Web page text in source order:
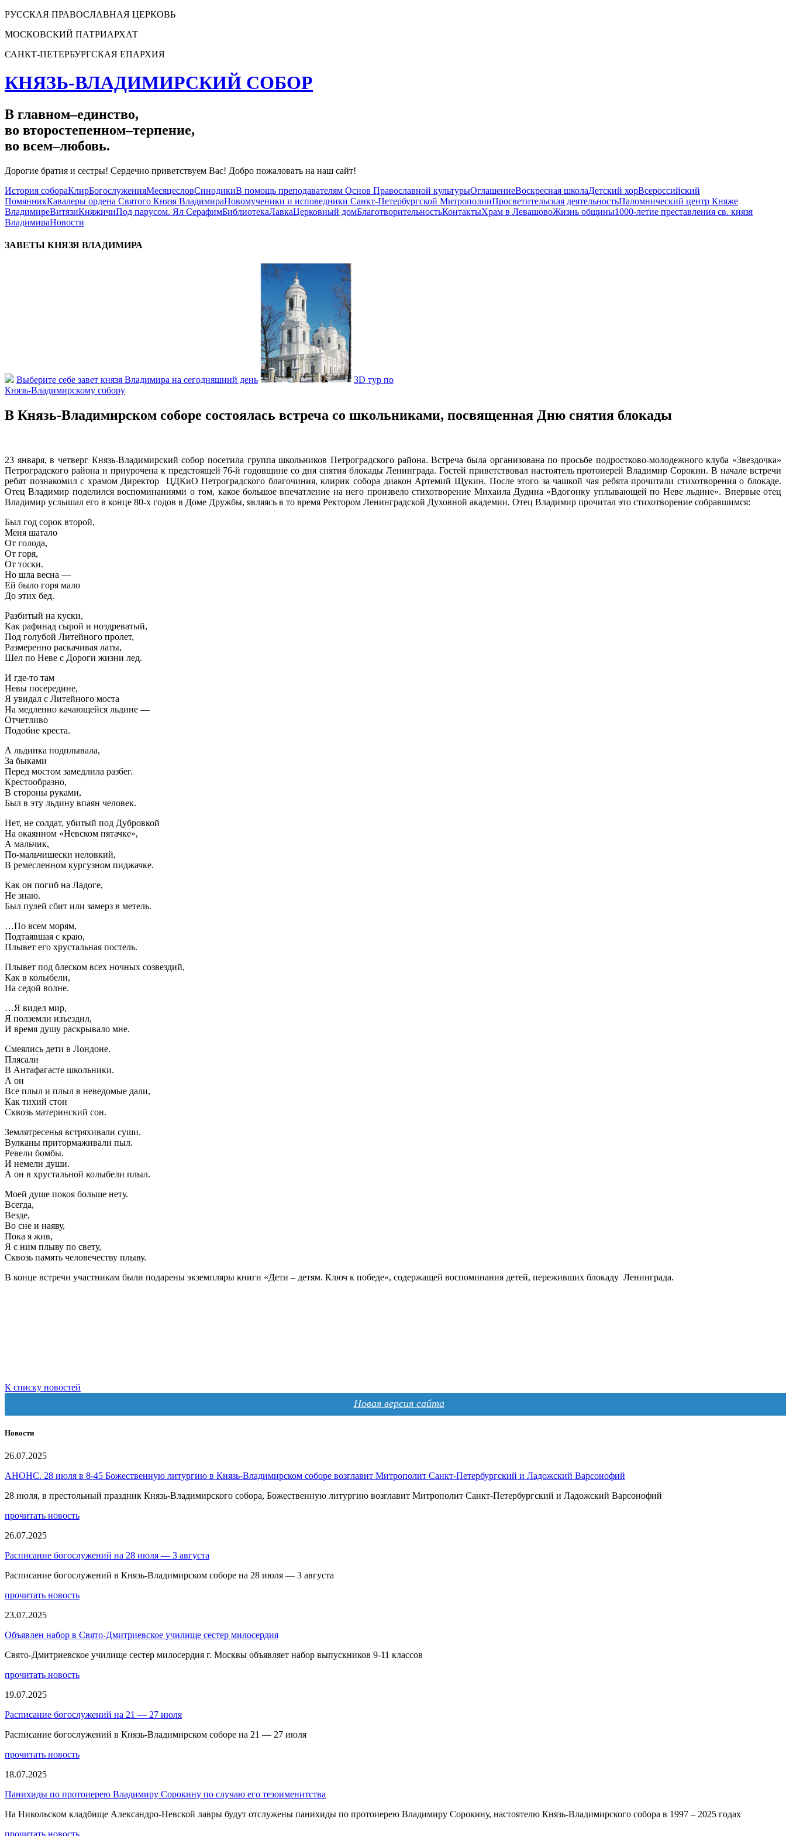
РУССКАЯ ПРАВОСЛАВНАЯ ЦЕРКОВЬ
МОСКОВСКИЙ ПАТРИАРХАТ
САНКТ-ПЕТЕРБУРГСКАЯ ЕПАРХИЯ
КНЯЗЬ-ВЛАДИМИРСКИЙ СОБОР
В главном–единство,
во второстепенном–терпение,
во всем–любовь.
Дорогие братия и сестры! Сердечно приветствуем Вас! Добро пожаловать на наш сайт!
История собораКлирБогослуженияМесяцесловСинодикиВ помощь преподавателям Основ Православной культурыОглашениеВоскресная школаДетский хорВсероссийский
ПомянникКавалеры ордена Святого Князя ВладимираНовомученики и исповедники Санкт-Петербургской МитрополииПросветительская деятельностьПаломнический центр Княже
ВладимиреВитязиКняжичиПод парусом. Ял СерафимБиблиотекаЛавкаЦерковный домБлаготворительностьКонтактыХрам в ЛевашовоЖизнь общины1000-летие преставления св. князя
ВладимираНовости
ЗАВЕТЫ КНЯЗЯ ВЛАДИМИРА
Выберите себе завет князя Владимира на сегодняшний день
3D тур по
Князь-Владимирскому собору
В Князь-Владимирском соборе состоялась встреча со школьниками, посвященная Дню снятия блокады
23 января, в четверг Князь-Владимирский собор посетила группа школьников Петроградского района. Встреча была организована по просьбе подростково-молодежного клуба «Звездочка»
Петроградского района и приурочена к предстоящей 76-й годовщине со дня снятия блокады Ленинграда. Гостей приветствовал настоятель протоиерей Владимир Сорокин. В начале встречи
ребят познакомил с храмом Директор ЦДКиО Петроградского благочиния, клирик собора диакон Артемий Щукин. После этого за чашкой чая ребята прочитали стихотворения о блокаде.
Отец Владимир поделился воспоминаниями о том, какое большое впечатление на него произвело стихотворение Михаила Дудина «Вдогонку уплывающей по Неве льдине». Впервые отец
Владимир услышал его в конце 80-х годов в Доме Дружбы, являясь в то время Ректором Ленинградской Духовной академии. Отец Владимир прочитал это стихотворение собравшимся:
Был год сорок второй,
Меня шатало
От голода,
От горя,
От тоски.
Но шла весна —
Ей было горя мало
До этих бед.
Разбитый на куски,
Как рафинад сырой и ноздреватый,
Под голубой Литейного пролет,
Размеренно раскачивая латы,
Шел по Неве с Дороги жизни лед.
И где-то там
Невы посередине,
Я увидал с Литейного моста
На медленно качающейся льдине —
Отчетливо
Подобие креста.
А льдинка подплывала,
За быками
Перед мостом замедлила разбег.
Крестообразно,
В стороны руками,
Был в эту льдину впаян человек.
Нет, не солдат, убитый под Дубровкой
На окаянном «Невском пятачке»,
А мальчик,
По-мальчишески неловкий,
В ремесленном кургузном пиджачке.
Как он погиб на Ладоге,
Не знаю.
Был пулей сбит или замерз в метель.
…По всем морям,
Подтаявшая с краю,
Плывет его хрустальная постель.
Плывет под блеском всех ночных созвездий,
Как в колыбели,
На седой волне.
…Я видел мир,
Я полземли изъездил,
И время душу раскрывало мне.
Смеялись дети в Лондоне.
Плясали
В Антафагасте школьники.
А он
Все плыл и плыл в неведомые дали,
Как тихий стон
Сквозь материнский сон.
Землятресенья встряхивали суши.
Вулканы притормаживали пыл.
Ревели бомбы.
И немели души.
А он в хрустальной колыбели плыл.
Моей душе покоя больше нету.
Всегда,
Везде,
Во сне и наяву,
Пока я жив,
Я с ним плыву по свету,
Сквозь память человечеству плыву.
В конце встречи участникам были подарены экземпляры книги «Дети – детям. Ключ к победе», содержащей воспоминания детей, переживших блокаду Ленинграда.
К списку новостей
Новая версия сайта
Новости
26.07.2025
АНОНС. 28 июля в 8-45 Божественную литургию в Князь-Владимирском соборе возглавит Митрополит Санкт-Петербургский и Ладожский Варсонофий
28 июля, в престольный праздник Князь-Владимирского собора, Божественную литургию возглавит Митрополит Санкт-Петербургский и Ладожский Варсонофий
прочитать новость
26.07.2025
Расписание богослужений на 28 июля — 3 августа
Расписание богослужений в Князь-Владимирском соборе на 28 июля — 3 августа
прочитать новость
23.07.2025
Объявлен набор в Свято-Дмитриевское училище сестер милосердия
Свято-Дмитриевское училище сестер милосердия г. Москвы объявляет набор выпускников 9-11 классов
прочитать новость
19.07.2025
Расписание богослужений на 21 — 27 июля
Расписание богослужений в Князь-Владимирском соборе на 21 — 27 июля
прочитать новость
18.07.2025
Панихиды по протоиерею Владимиру Сорокину по случаю его тезоименитства
На Никольском кладбище Александро-Невской лавры будут отслужены панихиды по протоиерею Владимиру Сорокину, настоятелю Князь-Владимирского собора в 1997 – 2025 годах